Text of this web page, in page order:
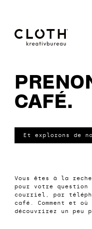
- Wir sind
eine junge,
kreative
aus Eupen.
CAFÉ.
Et explorons de
Vous êtes à la
pour votre question
courriel, par
café. Comment et
découvrirez un peu